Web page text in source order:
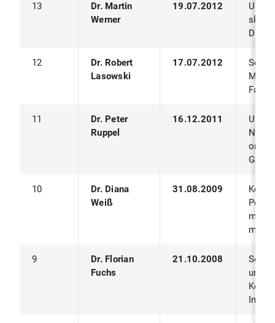
13
Dr. Martin
Werner
19.07.2012
12
Dr. Robert
Lasowski
17.07.2012
11
Dr. Peter
Ruppel
16.12.2011
10
Dr. Diana
Weiß
31.08.2009
9
Dr. Florian
Fuchs
21.10.2008
und